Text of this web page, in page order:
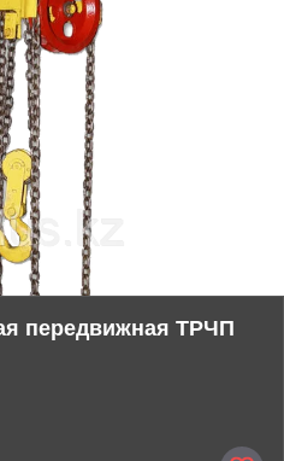
передвижная ТРЧП